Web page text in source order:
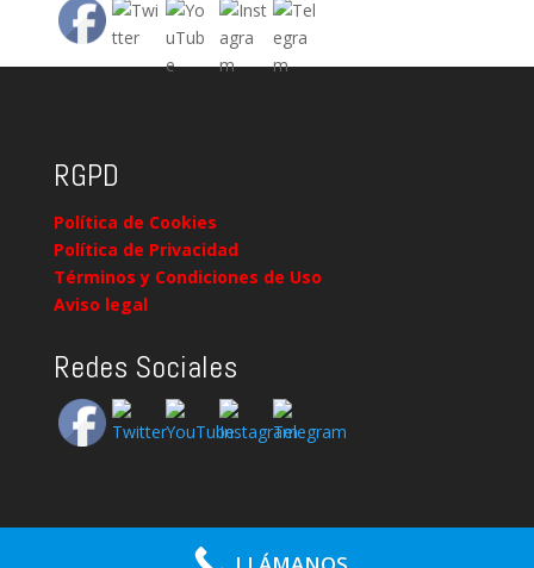
RGPD
Política de Cookies
Política de Privacidad
Términos y Condiciones de Uso
Aviso legal
Redes Sociales